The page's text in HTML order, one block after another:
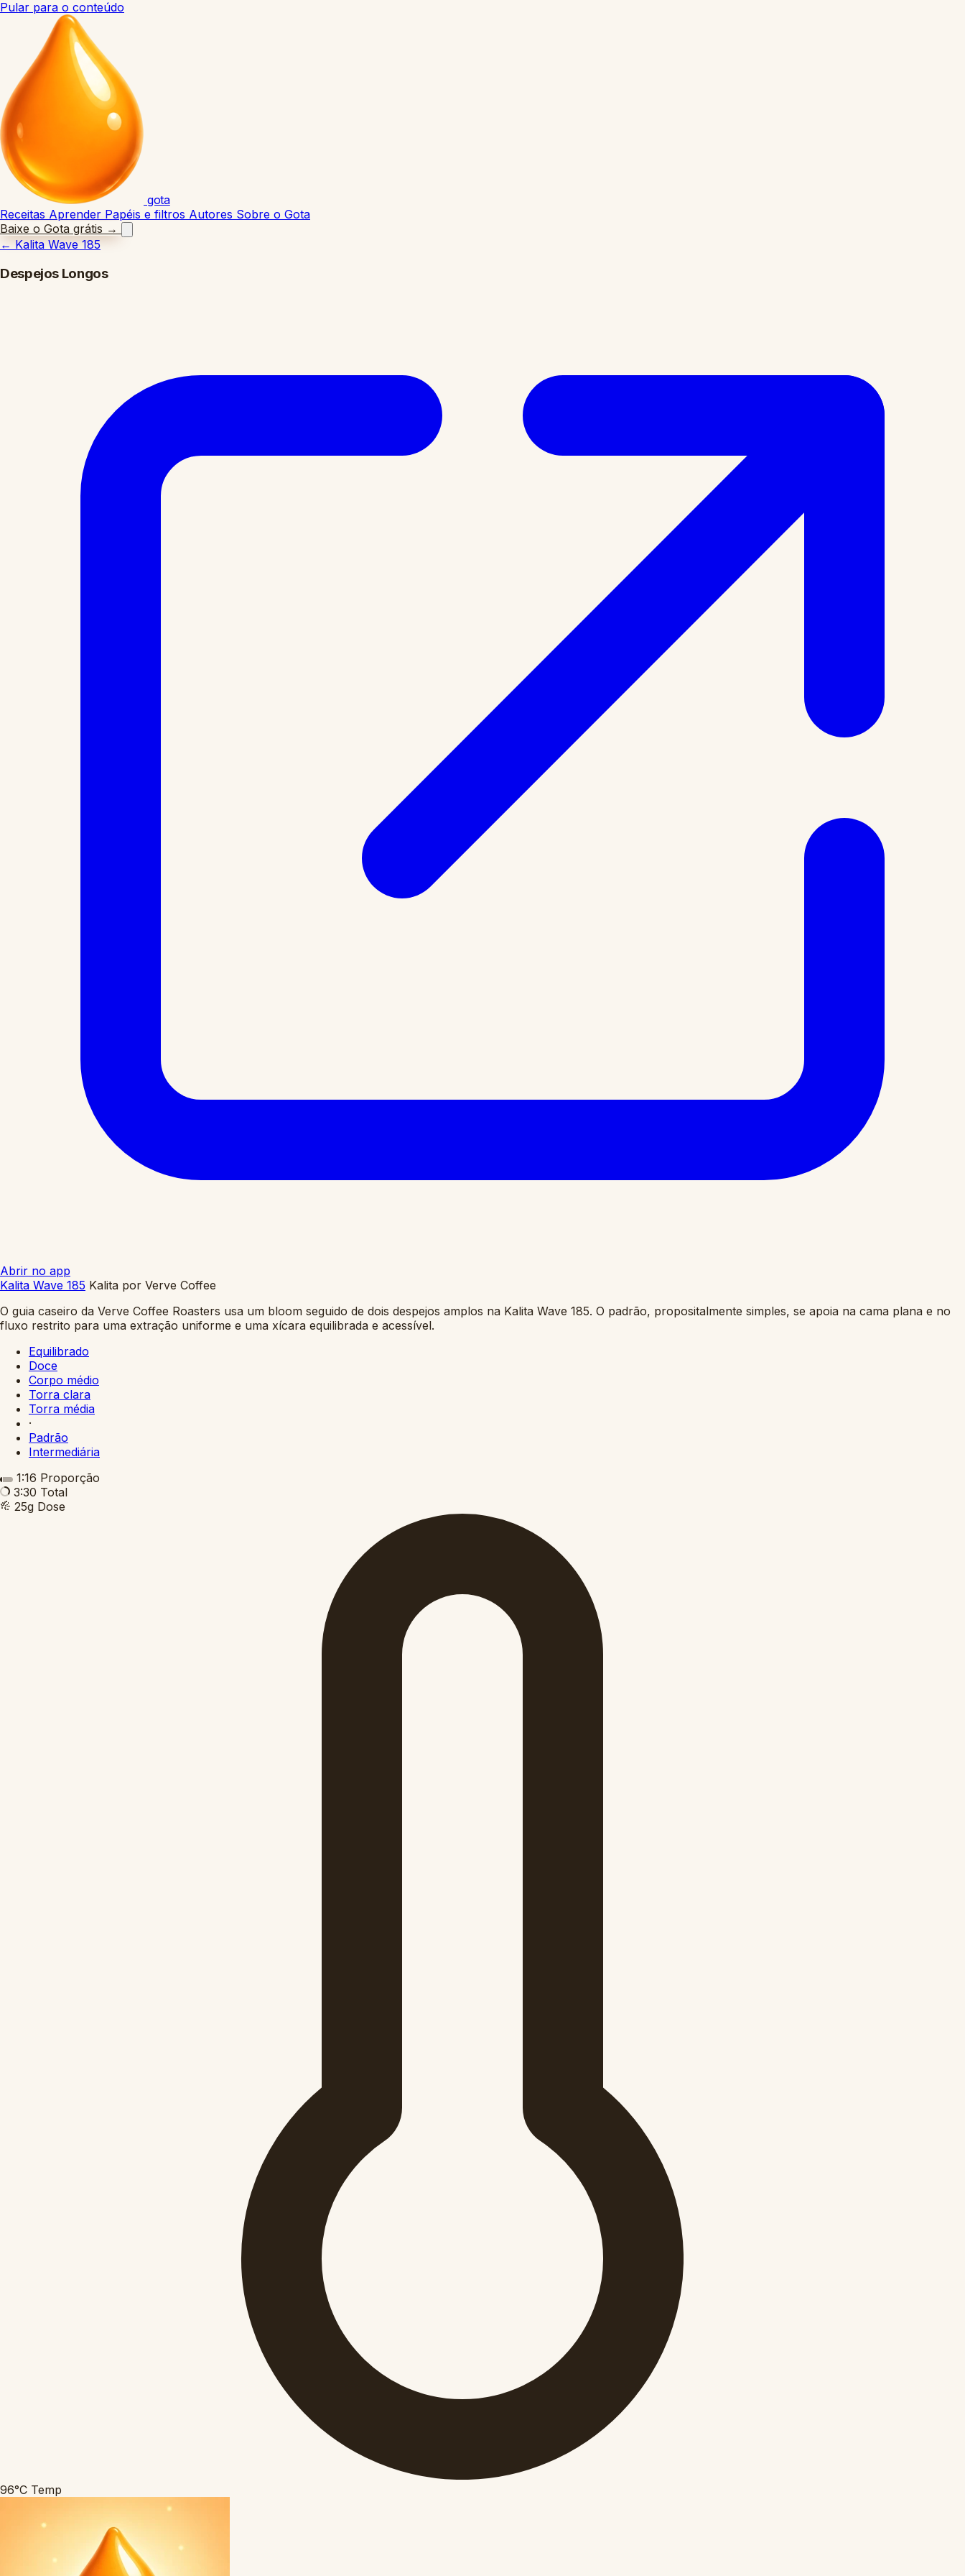
Pular para o conteúdo
gota
Receitas Aprender Papéis e filtros Autores Sobre o Gota
Baixe o Gota grátis →
← Kalita Wave 185
Despejos Longos
Abrir no app
Kalita Wave 185 Kalita por Verve Coffee
O guia caseiro da Verve Coffee Roasters usa um bloom seguido de dois despejos amplos na Kalita Wave 185. O padrão, propositalmente simples, se apoia na cama plana e no
fluxo restrito para uma extração uniforme e uma xícara equilibrada e acessível.
Equilibrado
Doce
Corpo médio
Torra clara
Torra média
·
Padrão
Intermediária
1:16 Proporção
3:30 Total
25g Dose
96°C Temp